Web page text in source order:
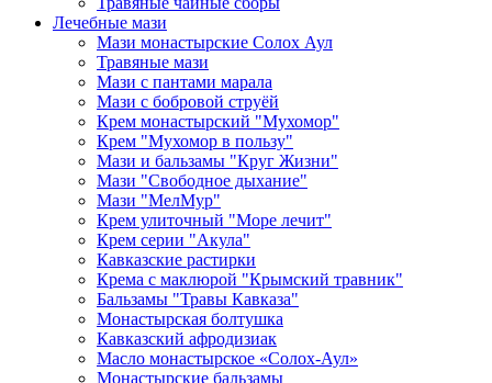
Лечебные мази
Мази монастырские Солох Аул
Травяные мази
Мази с пантами марала
Мази с бобровой струёй
Крем монастырский "Мухомор"
Крем "Мухомор в пользу"
Мази и бальзамы "Круг Жизни"
Мази "Свободное дыхание"
Мази "МелМур"
Крем улиточный "Море лечит"
Крем серии "Акула"
Кавказские растирки
Крема с маклюрой "Крымский травник"
Бальзамы "Травы Кавказа"
Монастырская болтушка
Кавказский афродизиак
Масло монастырское «Солох-Аул»
Монастырские бальзамы